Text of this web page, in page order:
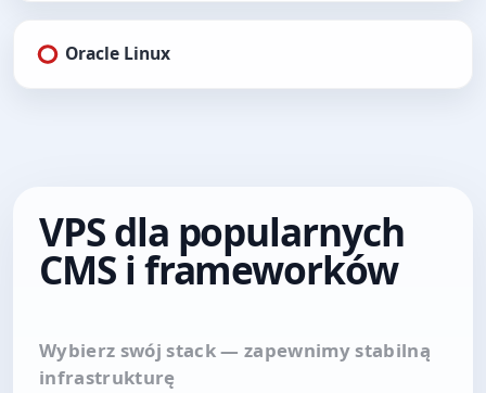
Oracle Linux
VPS dla popularnych
CMS i frameworków
Wybierz swój stack — zapewnimy stabilną
infrastrukturę